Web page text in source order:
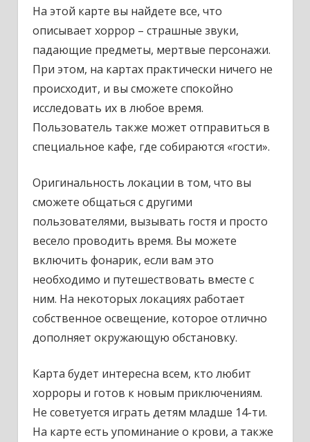
На этой карте вы найдете все, что
описывает хоррор – страшные звуки,
падающие предметы, мертвые персонажи.
При этом, на картах практически ничего не
происходит, и вы сможете спокойно
исследовать их в любое время.
Пользователь также может отправиться в
специальное кафе, где собираются «гости».
Оригинальность локации в том, что вы
сможете общаться с другими
пользователями, вызывать гостя и просто
весело проводить время. Вы можете
включить фонарик, если вам это
необходимо и путешествовать вместе с
ним. На некоторых локациях работает
собственное освещение, которое отлично
дополняет окружающую обстановку.
Карта будет интересна всем, кто любит
хорроры и готов к новым приключениям.
Не советуется играть детям младше 14-ти.
На карте есть упоминание о крови, а также